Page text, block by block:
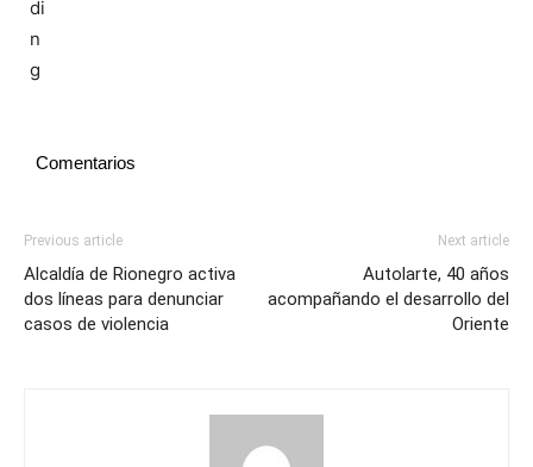
Comentarios
Previous article
Alcaldía de Rionegro activa
dos líneas para denunciar
casos de violencia
Next article
Autolarte, 40 años
acompañando el desarrollo del
Oriente